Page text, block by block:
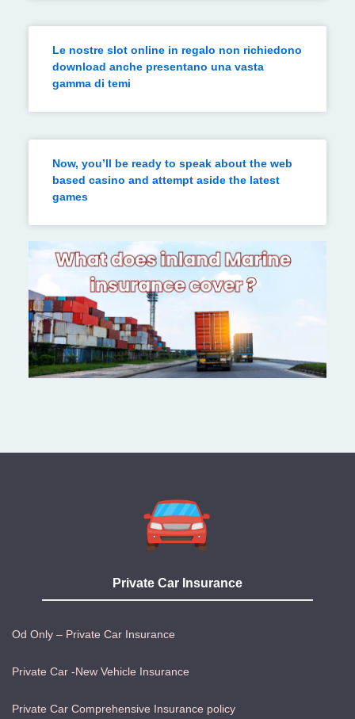
Le nostre slot online in regalo non richiedono
download anche presentano una vasta
gamma di temi
Now, you’ll be ready to speak about the web
based casino and attempt aside the latest
games
Private Car Insurance
Od Only – Private Car Insurance
Private Car -New Vehicle Insurance
Private Car Comprehensive Insurance policy